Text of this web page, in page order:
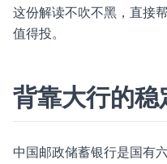
这份解读不吹不黑，直接
值得投。
背靠大行的稳
中国邮政储蓄银行是国有